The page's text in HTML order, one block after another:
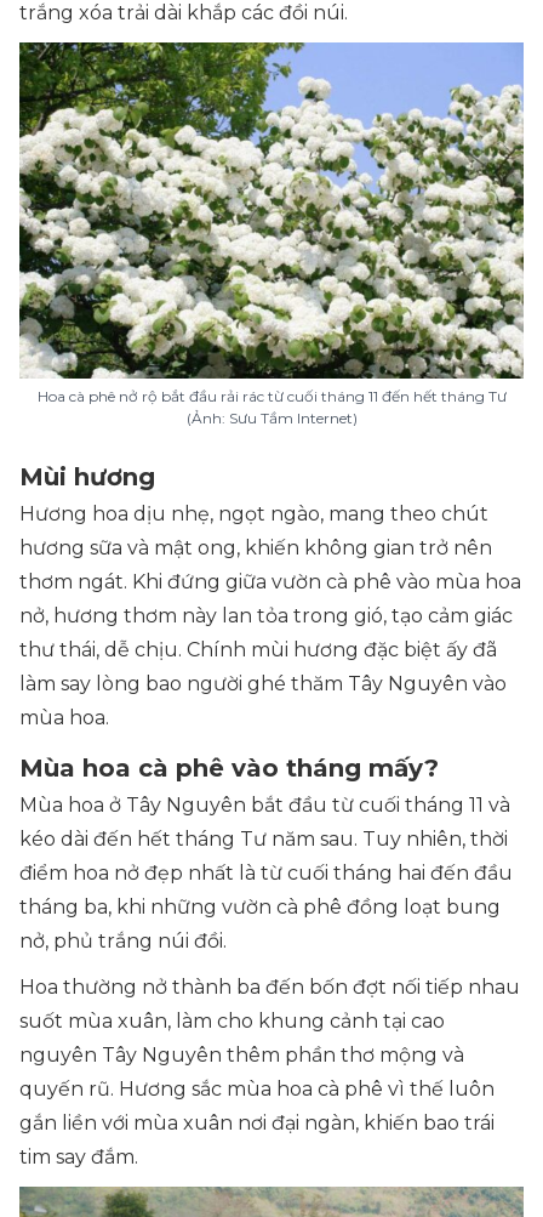
trắng xóa trải dài khắp các đồi núi.
Hoa cà phê nở rộ bắt đầu rải rác từ cuối tháng 11 đến hết tháng Tư
(Ảnh: Sưu Tầm Internet)
Mùi hương
Hương hoa dịu nhẹ, ngọt ngào, mang theo chút
hương sữa và mật ong, khiến không gian trở nên
thơm ngát. Khi đứng giữa vườn cà phê vào mùa hoa
nở, hương thơm này lan tỏa trong gió, tạo cảm giác
thư thái, dễ chịu. Chính mùi hương đặc biệt ấy đã
làm say lòng bao người ghé thăm Tây Nguyên vào
mùa hoa.
Mùa hoa cà phê vào tháng mấy?
Mùa hoa ở Tây Nguyên bắt đầu từ cuối tháng 11 và
kéo dài đến hết tháng Tư năm sau. Tuy nhiên, thời
điểm hoa nở đẹp nhất là từ cuối tháng hai đến đầu
tháng ba, khi những vườn cà phê đồng loạt bung
nở, phủ trắng núi đồi.
Hoa thường nở thành ba đến bốn đợt nối tiếp nhau
suốt mùa xuân, làm cho khung cảnh tại cao
nguyên Tây Nguyên thêm phần thơ mộng và
quyến rũ. Hương sắc mùa hoa cà phê vì thế luôn
gắn liền với mùa xuân nơi đại ngàn, khiến bao trái
tim say đắm.